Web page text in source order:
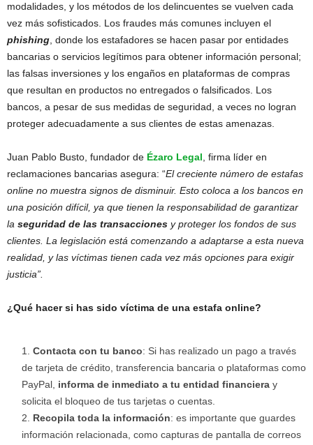
modalidades, y los métodos de los delincuentes se vuelven cada
vez más sofisticados. Los fraudes más comunes incluyen el
phishing , donde los estafadores se hacen pasar por entidades
bancarias o servicios legítimos para obtener información personal;
las falsas inversiones y los engaños en plataformas de compras
que resultan en productos no entregados o falsificados. Los
bancos, a pesar de sus medidas de seguridad, a veces no logran
proteger adecuadamente a sus clientes de estas amenazas.
Juan Pablo Busto, fundador de Ézaro Legal , firma líder en
reclamaciones bancarias asegura: “El creciente número de estafas
online no muestra signos de disminuir. Esto coloca a los bancos en
una posición difícil, ya que tienen la responsabilidad de garantizar
la seguridad de las transacciones y proteger los fondos de sus
clientes. La legislación está comenzando a adaptarse a esta nueva
realidad, y las víctimas tienen cada vez más opciones para exigir
justicia”.
¿Qué hacer si has sido víctima de una estafa online?
Contacta con tu banco: Si has realizado un pago a través
de tarjeta de crédito, transferencia bancaria o plataformas como
PayPal, informa de inmediato a tu entidad financiera y
solicita el bloqueo de tus tarjetas o cuentas.
Recopila toda la información: es importante que guardes
información relacionada, como capturas de pantalla de correos